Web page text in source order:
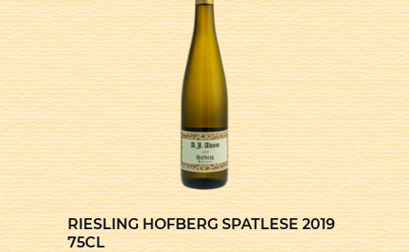
RIESLING HOFBERG SPATLESE 2019
75CL